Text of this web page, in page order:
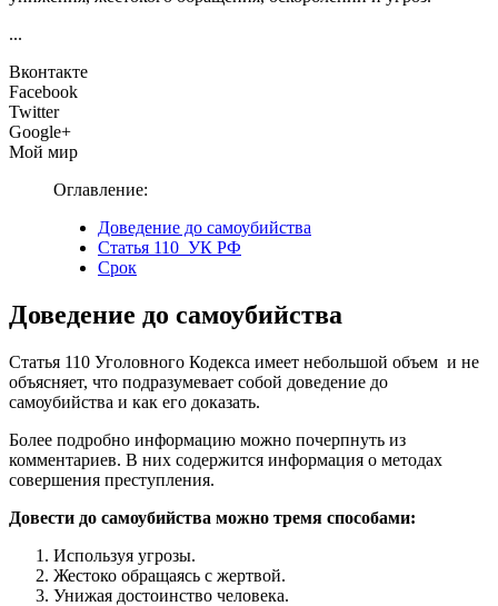
...
Вконтакте
Facebook
Twitter
Google+
Мой мир
Оглавление:
Доведение до самоубийства
Статья 110 УК РФ
Срок
Доведение до самоубийства
Статья 110 Уголовного Кодекса имеет небольшой объем и не
объясняет, что подразумевает собой доведение до
самоубийства и как его доказать.
Более подробно информацию можно почерпнуть из
комментариев. В них содержится информация о методах
совершения преступления.
Довести до самоубийства можно тремя способами:
Используя угрозы.
Жестоко обращаясь с жертвой.
Унижая достоинство человека.